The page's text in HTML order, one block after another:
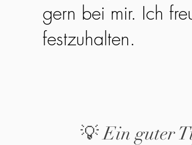
gern bei mir. Ich
festzuhalten.
💡 Ein guter